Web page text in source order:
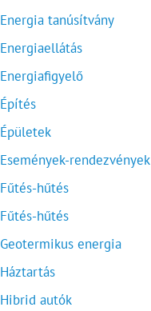
Energia tanúsítvány
Energiaellátás
Energiafigyelő
Építés
Épületek
Események-rendezvények
Fűtés-hűtés
Fűtés-hűtés
Geotermikus energia
Háztartás
Hibrid autók